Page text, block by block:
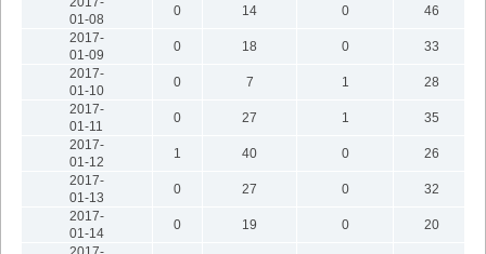
01-08
0 14 0
46
2017-
01-09
0 18 0
33
2017-
01-10
0 7 1
28
2017-
01-11
0 27 1
35
2017-
01-12
1 40 0
26
2017-
01-13
0 27 0
32
2017-
01-14
0 19 0
20